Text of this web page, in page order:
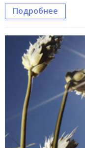
Подробнее